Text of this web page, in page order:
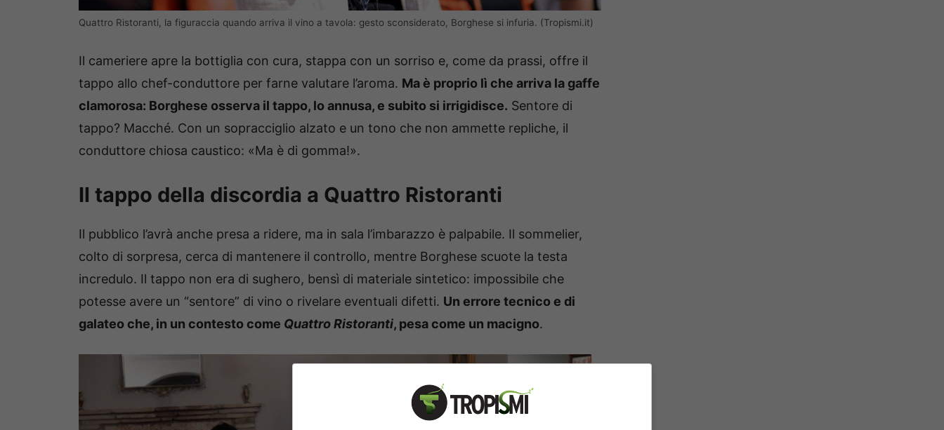
Quattro Ristoranti, la figuraccia quando arriva il vino a tavola: gesto sconsiderato, Borghese si infuria. (Tropismi.it)
Il cameriere apre la bottiglia con cura, stappa con un sorriso e, come da prassi, offre il
tappo allo chef-conduttore per farne valutare l’aroma. Ma è proprio lì che arriva la gaffe
clamorosa: Borghese osserva il tappo, lo annusa, e subito si irrigidisce. Sentore di
tappo? Macché. Con un sopracciglio alzato e un tono che non ammette repliche, il
conduttore chiosa caustico: «Ma è di gomma!».
Il tappo della discordia a Quattro Ristoranti
Il pubblico l’avrà anche presa a ridere, ma in sala l’imbarazzo è palpabile. Il sommelier,
colto di sorpresa, cerca di mantenere il controllo, mentre Borghese scuote la testa
incredulo. Il tappo non era di sughero, bensì di materiale sintetico: impossibile che
potesse avere un “sentore” di vino o rivelare eventuali difetti. Un errore tecnico e di
galateo che, in un contesto come Quattro Ristoranti, pesa come un macigno.